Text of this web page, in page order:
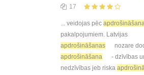
17
... veidojas pēc
pakalpojumiem. Latvijas
apdrošināšanas
nozare
apdrošināšana
- dzīvības
nedzīvības jeb riska